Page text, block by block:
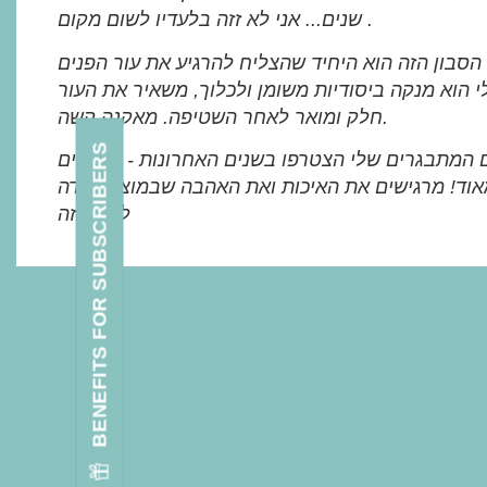
שנים... אני לא זזה בלעדיו לשום מקום .
הסבון הזה הוא היחיד שהצליח להרגיע את עור הפנים
הוא מנקה ביסודיות משומן ולכלוך, משאיר את העור
חלק ומואר לאחר השטיפה. מאקנה קשה.
המתבגרים שלי הצטרפו בשנים האחרונות - ומרוצים
מרגישים את האיכות ואת האהבה שבמוצר. תודה
לך על זה
BENEFITS FOR SUBSCRIBERS